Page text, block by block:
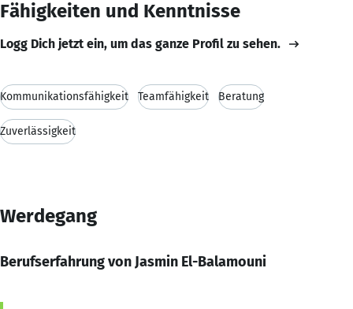
Fähigkeiten und Kenntnisse
Logg Dich jetzt ein, um das ganze Profil zu sehen.
Kommunikationsfähigkeit Teamfähigkeit Beratung
Zuverlässigkeit
Werdegang
Berufserfahrung von Jasmin El-Balamouni